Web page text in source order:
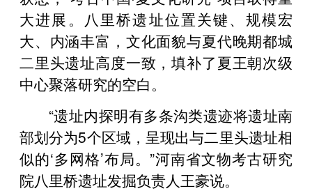
大进展。八里桥遗址位置关键、规模宏
大、内涵丰富，文化面貌与夏代晚期都城
二里头遗址高度一致，填补了夏王朝次级
中心聚落研究的空白。
“遗址内探明有多条沟类遗迹将遗址南
部划分为5个区域，呈现出与二里头遗址相
似的‘多网格’布局。”河南省文物考古研究
院八里桥遗址发掘负责人王豪说。